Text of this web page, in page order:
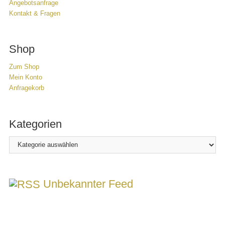
Angebotsanfrage
Kontakt & Fragen
Shop
Zum Shop
Mein Konto
Anfragekorb
Kategorien
Kategorien
Unbekannter Feed